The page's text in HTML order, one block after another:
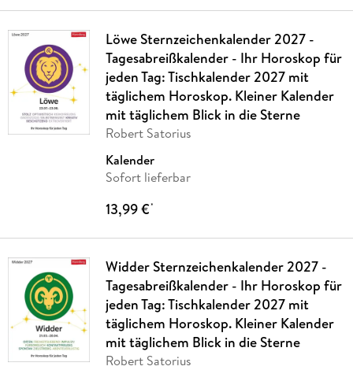
Löwe Sternzeichenkalender 2027 -
Tagesabreißkalender - Ihr Horoskop für
jeden Tag: Tischkalender 2027 mit
täglichem Horoskop. Kleiner Kalender
mit täglichem Blick in die Sterne
Robert Satorius
Kalender
Sofort lieferbar
13,99 €*
Widder Sternzeichenkalender 2027 -
Tagesabreißkalender - Ihr Horoskop für
jeden Tag: Tischkalender 2027 mit
täglichem Horoskop. Kleiner Kalender
mit täglichem Blick in die Sterne
Robert Satorius